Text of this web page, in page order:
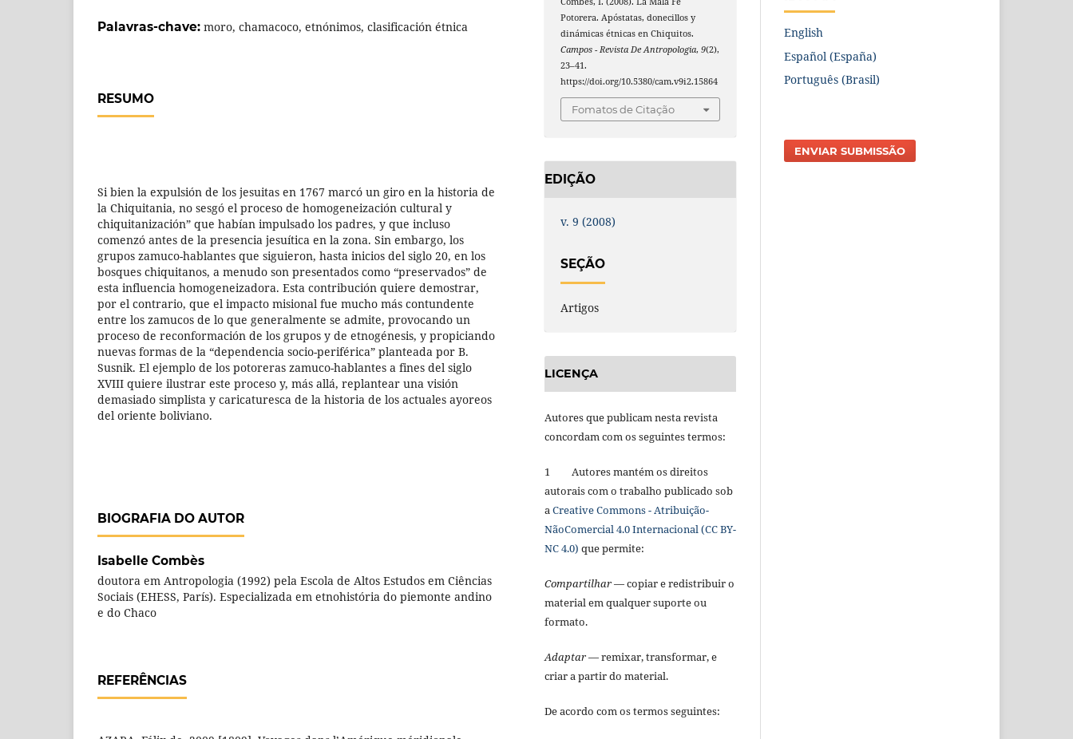
Palavras-chave: moro, chamacoco, etnónimos, clasificación étnica
RESUMO
Si bien la expulsión de los jesuitas en 1767 marcó un giro en la historia de
la Chiquitania, no sesgó el proceso de homogeneización cultural y
chiquitanización” que habían impulsado los padres, y que incluso
comenzó antes de la presencia jesuítica en la zona. Sin embargo, los
grupos zamuco-hablantes que siguieron, hasta inicios del siglo 20, en los
bosques chiquitanos, a menudo son presentados como “preservados” de
esta influencia homogeneizadora. Esta contribución quiere demostrar,
por el contrario, que el impacto misional fue mucho más contundente
entre los zamucos de lo que generalmente se admite, provocando un
proceso de reconformación de los grupos y de etnogénesis, y propiciando
nuevas formas de la “dependencia socio-periférica” planteada por B.
Susnik. El ejemplo de los potoreras zamuco-hablantes a fines del siglo
XVIII quiere ilustrar este proceso y, más allá, replantear una visión
demasiado simplista y caricaturesca de la historia de los actuales ayoreos
del oriente boliviano.
BIOGRAFIA DO AUTOR
Isabelle Combès
doutora em Antropologia (1992) pela Escola de Altos Estudos em Ciências
Sociais (EHESS, París). Especializada em etnohistória do piemonte andino
e do Chaco
REFERÊNCIAS
Potorera. Apóstatas, donecillos y
dinámicas étnicas en Chiquitos.
Campos - Revista De Antropologia,9(2),
23–41.
https://doi.org/10.5380/cam.v9i2.15864
Fomatos de Citação
EDIÇÃO
v. 9 (2008)
SEÇÃO
Artigos
LICENÇA
Autores que publicam nesta revista
concordam com os seguintes termos:
1 Autores mantém os direitos
autorais com o trabalho publicado sob
aCreative Commons - Atribuição-
NãoComercial 4.0 Internacional (CC BY-
NC 4.0) que permite:
Compartilhar— copiar e redistribuir o
material em qualquer suporte ou
formato.
Adaptar— remixar, transformar, e
criar a partir do material.
De acordo com os termos seguintes:
English
Español (España)
Português (Brasil)
ENVIAR SUBMISSÃO